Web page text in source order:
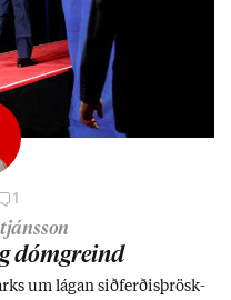
1
dómgreind
um lág­an sið­ferð­is­þrösk­